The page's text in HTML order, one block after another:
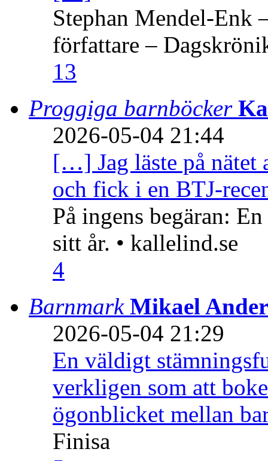
Stephan Mendel-Enk
författare –
13
Proggiga barnböcker
2026-05-04 21:44
[…] Jag läste på nätet
och fick i en BTJ-
På ingens begäran:
sitt år. • kallelind.se
4
Barnmark Mikael
2026-05-04 21:29
En väldigt
verkligen som att
ögonblicket mellan
Finisa